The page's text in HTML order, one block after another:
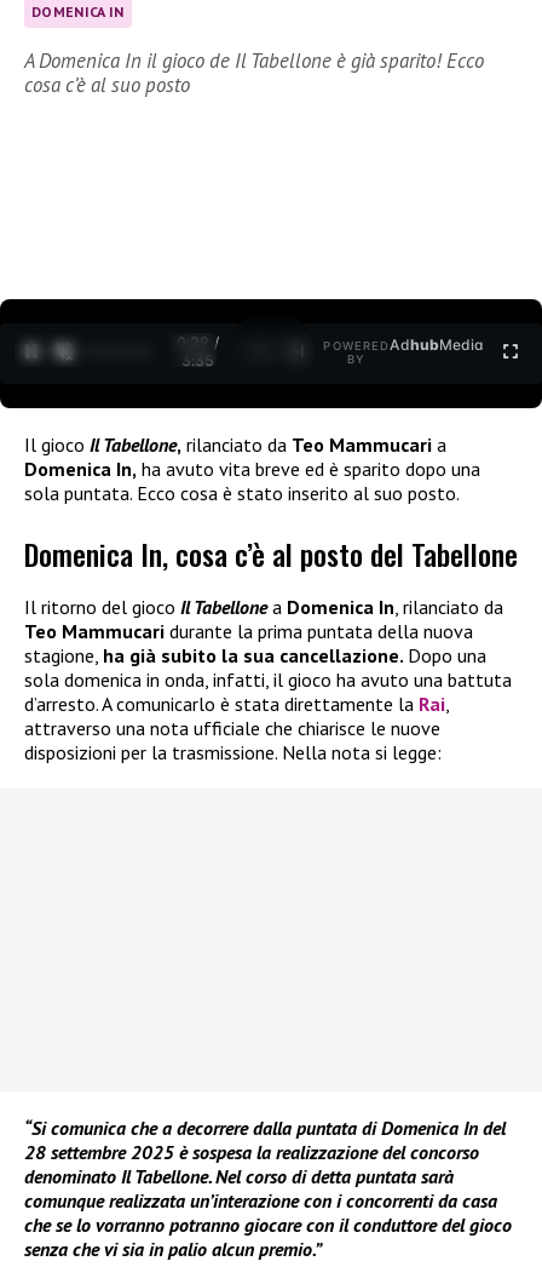
DOMENICA IN
A Domenica In il gioco de Il Tabellone è già sparito! Ecco
cosa c’è al suo posto
0:30 /
3:35
POWERED
BY
AdhubMedia
Il gioco Il Tabellone, rilanciato da Teo Mammucari a
Domenica In, ha avuto vita breve ed è sparito dopo una
sola puntata. Ecco cosa è stato inserito al suo posto.
Domenica In, cosa c’è al posto del Tabellone
Il ritorno del gioco Il Tabellonea Domenica In, rilanciato da
Teo Mammucari durante la prima puntata della nuova
stagione, ha già subito la sua cancellazione. Dopo una
sola domenica in onda, infatti, il gioco ha avuto una battuta
d’arresto. A comunicarlo è stata direttamente la Rai,
attraverso una nota ufficiale che chiarisce le nuove
disposizioni per la trasmissione. Nella nota si legge:
“Si comunica che a decorrere dalla puntata di Domenica In del
28 settembre 2025 è sospesa la realizzazione del concorso
denominato Il Tabellone. Nel corso di detta puntata sarà
comunque realizzata un’interazione con i concorrenti da casa
che se lo vorranno potranno giocare con il conduttore del gioco
senza che vi sia in palio alcun premio.”